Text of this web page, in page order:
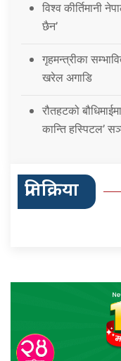
विश्व कीर्तिमानी
छैन’
गृहमन्त्रीका
खरेल अगाडि
रौतहटको
कान्ति हस्पिटल’
प्रतिक्रिया